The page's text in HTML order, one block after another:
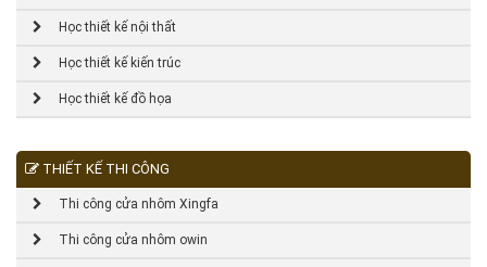
Học thiết kế nội thất
Học thiết kế kiến trúc
Học thiết kế đồ họa
THIẾT KẾ THI CÔNG
Thi công cửa nhôm Xingfa
Thi công cửa nhôm owin